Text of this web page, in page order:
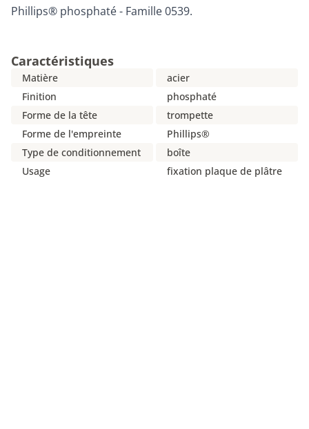
Phillips® phosphaté - Famille 0539.
Caractéristiques
Matière
acier
Finition
phosphaté
Forme de la tête
trompette
Forme de l'empreinte
Phillips®
Type de conditionnement
boîte
Usage
fixation plaque de plâtre